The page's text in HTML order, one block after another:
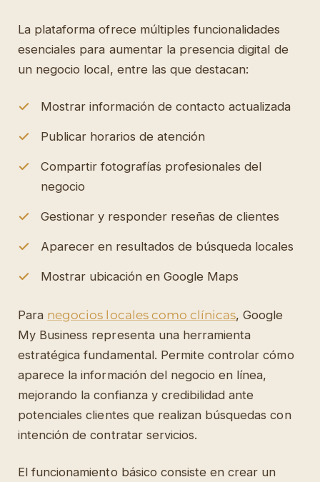
La plataforma ofrece múltiples funcionalidades
esenciales para aumentar la presencia digital de
un negocio local, entre las que destacan:
Mostrar información de contacto actualizada
Publicar horarios de atención
Compartir fotografías profesionales del
negocio
Gestionar y responder reseñas de clientes
Aparecer en resultados de búsqueda locales
Mostrar ubicación en Google Maps
Para negocios locales como clínicas, Google
My Business representa una herramienta
estratégica fundamental. Permite controlar cómo
aparece la información del negocio en línea,
mejorando la confianza y credibilidad ante
potenciales clientes que realizan búsquedas con
intención de contratar servicios.
El funcionamiento básico consiste en crear un